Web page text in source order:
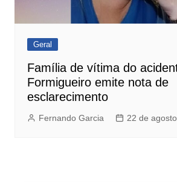
Geral
Família de vítima do
Formigueiro emite nota de
esclarecimento
Fernando Garcia 22 de